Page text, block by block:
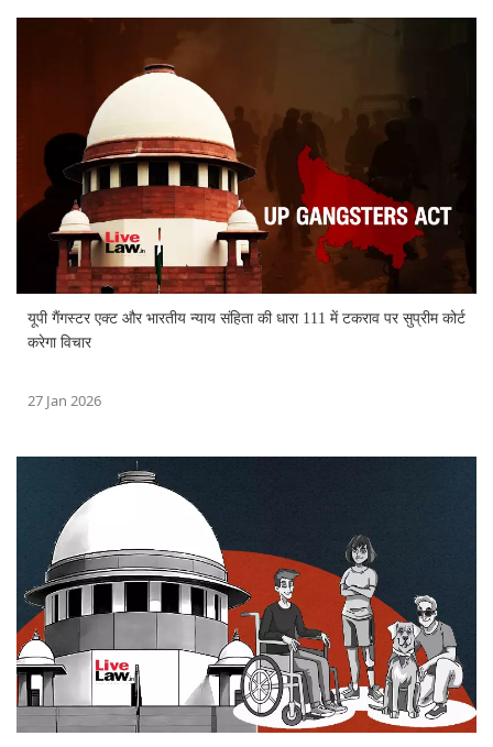
यूपी गैंगस्टर एक्ट और भारतीय न्याय संहिता की धारा 111 में टकराव पर सुप्रीम कोर्ट
करेगा विचार
27 Jan 2026